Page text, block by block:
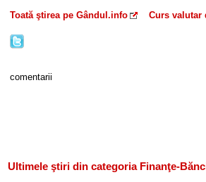
Toată ştirea pe Gândul.info
Curs valutar
comentarii
Ultimele ştiri din categoria Finanţe-